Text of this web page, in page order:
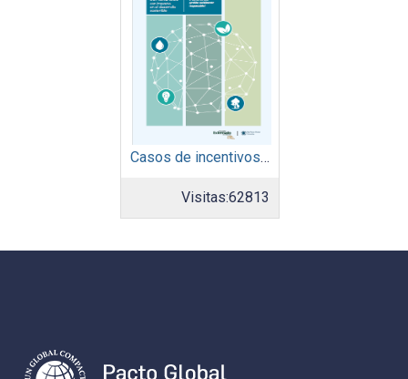
Casos de incentivos sociales y de mercadeo
Visitas:62813